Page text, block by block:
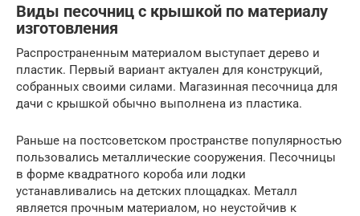
Виды песочниц с крышкой по материалу
изготовления
Распространенным материалом выступает дерево и
пластик. Первый вариант актуален для конструкций,
собранных своими силами. Магазинная песочница для
дачи с крышкой обычно выполнена из пластика.
Раньше на постсоветском пространстве популярностью
пользовались металлические сооружения. Песочницы
в форме квадратного короба или лодки
устанавливались на детских площадках. Металл
является прочным материалом, но неустойчив к